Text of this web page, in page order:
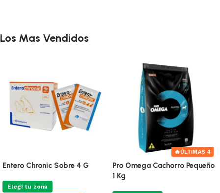
Los Mas Vendidos
Entero Chronic Sobre 4 G
Elegí tu zona
🔥ÚLTIMAS 4
Pro Omega Cachorro Pequeño
1 Kg